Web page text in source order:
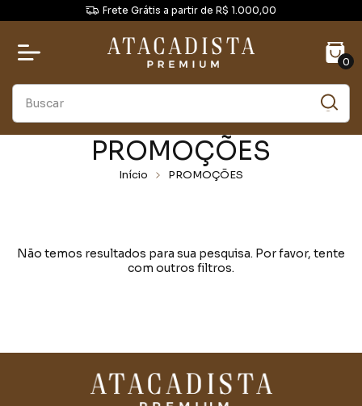
Frete Grátis a partir de R$ 1.000,00
0
PROMOÇÕES
Início PROMOÇÕES
Não temos resultados para sua pesquisa. Por favor, tente
com outros filtros.